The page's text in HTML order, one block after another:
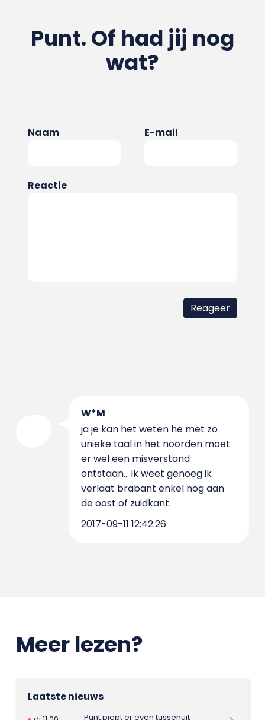
Punt. Of had jij nog
wat?
Naam E-mail
Reactie
W*M
ja je kan het weten he met zo
unieke taal in het noorden moet
er wel een misverstand
ontstaan... ik weet genoeg ik
verlaat brabant enkel nog aan
de oost of zuidkant.
2017-09-11 12:42:26
Meer lezen?
Laatste nieuws
Punt piept er even tussenuit